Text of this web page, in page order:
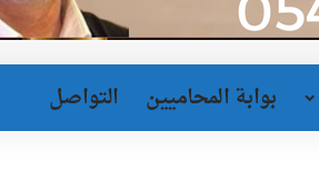
بوابة المحاميين التواصل